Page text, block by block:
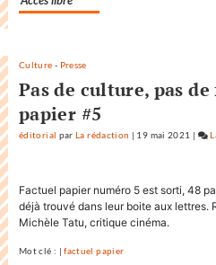
Culture - Presse
Pas de culture, pas
papier #5
éditorial parLa rédaction | 19 mai 2021 |
Factuel papier numéro 5 est sorti, 48
déjà trouvé dans leur boite aux lettres.
Michèle Tatu, critique cinéma.
Mot clé : |factuel papier